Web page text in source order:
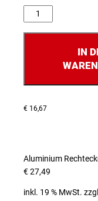
Anzahl
IN
€16,67
Aluminium
€27,49
inkl. 19 % MwSt.